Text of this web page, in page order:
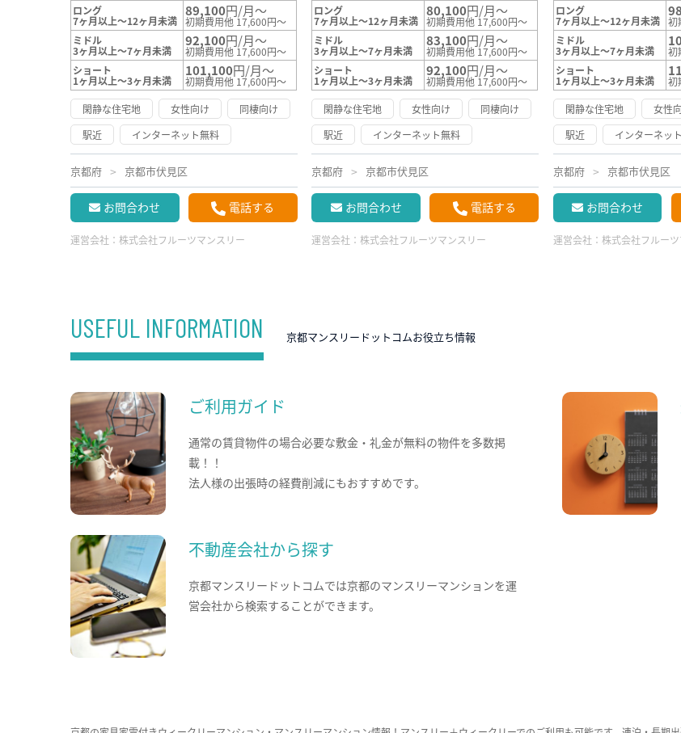
ロング
7ヶ月以上～12ヶ月未満
89,100円/月～
初期費用他 17,600円～
ミドル
3ヶ月以上～7ヶ月未満
92,100円/月～
初期費用他 17,600円～
ショート
1ヶ月以上～3ヶ月未満
101,100円/月～
初期費用他 17,600円～
閑静な住宅地
女性向け
同棲向け
駅近
インターネット無料
京都府 京都市伏見区
お問合わせ 電話する
運営会社： 株式会社フルーツマンスリー
ロング
7ヶ月以上～12ヶ月未満
80,100円/月～
初期費用他 17,600円～
ミドル
3ヶ月以上～7ヶ月未満
83,100円/月～
初期費用他 17,600円～
ショート
1ヶ月以上～3ヶ月未満
92,100円/月～
初期費用他 17,600円～
閑静な住宅地
女性向け
同棲向け
駅近
インターネット無料
京都府 京都市伏見区
お問合わせ 電話する
運営会社：株式会社フルーツマンスリー
ロング
7ヶ月以上～12ヶ月未満
初
ミドル
3ヶ月以上～7ヶ月未満
初
ショート
1ヶ月以上～3ヶ月未満
初
閑静な住宅地
女性
駅近
インターネッ
京都府 京都市伏見区
お問合わせ
運営会社： 株式会社フルー
USEFUL INFORMATION 京都マンスリードットコムお役立ち情報
ご利用ガイド
通常の賃貸物件の場合必要な敷金・礼金が無料の物件を多数掲
載！！
法人様の出張時の経費削減にもおすすめです。
不動産会社から探す
京都マンスリードットコムでは京都のマンスリーマンションを運
営会社から検索することができます。